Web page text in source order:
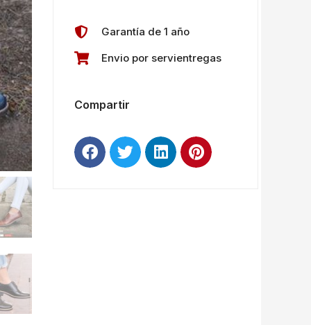
Garantía de 1 año
Envio por servientregas
Compartir